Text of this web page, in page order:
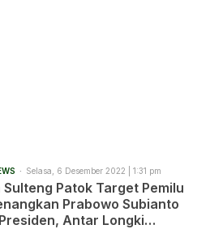
Selasa, 6 Desember 2022 | 1:31 pm
Patok Target Pemilu
Prabowo Subianto
Antar Longki